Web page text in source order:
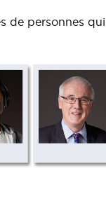
de personnes